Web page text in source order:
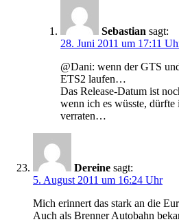
Sebastian sagt:
28. Juni 2011 um 17:11
@Dani: wenn der GTS
ETS2 laufen…
Das Release-Datum ist
wenn ich es wüsste, dürfte
verraten…
Dereine sagt:
5. August 2011 um 16:24 Uhr
Mich erinnert das stark an die
Auch als Brenner Autobahn